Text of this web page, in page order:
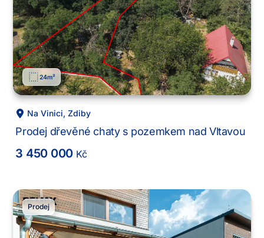
24m²
Na Vinici,Zdiby
Prodej dřevěné chaty s pozemkem nad Vltavou
3 450 000 Kč
Prodej